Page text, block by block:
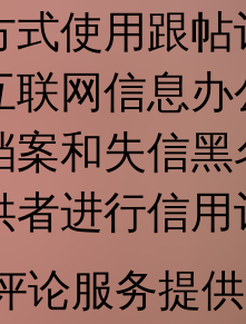
式使用跟
联网信息
案和失信
者进行信用
论服务提